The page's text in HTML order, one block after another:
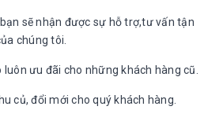
sẽ nhận được sự hỗ trợ,tư vấn tận
chúng tôi.
ưu đãi cho những khách hàng cũ.
củ, đổi mới cho quý khách hàng.